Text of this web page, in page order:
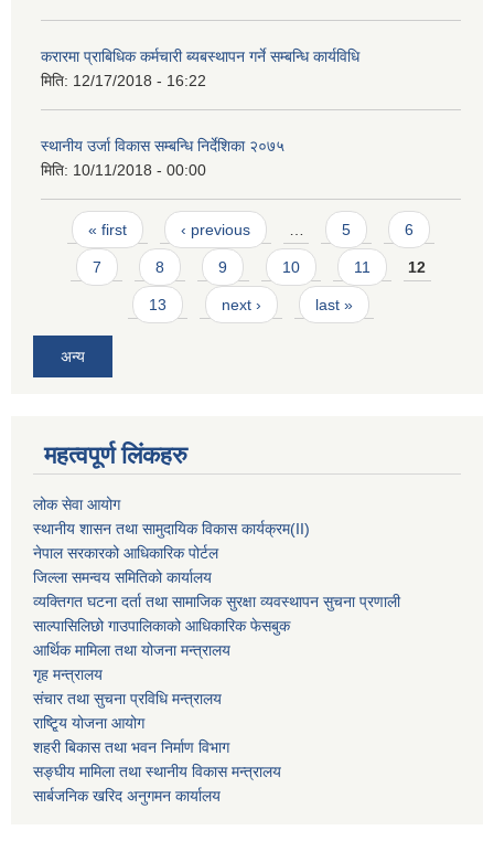
करारमा प्राबिधिक कर्मचारी ब्यबस्थापन गर्ने सम्बन्धि कार्यविधि
मिति: 12/17/2018 - 16:22
स्थानीय उर्जा विकास सम्बन्धि निर्देशिका २०७५
मिति: 10/11/2018 - 00:00
Pages
« first ‹ previous … 5 6
7 8 9 10 11 12
13 next › last »
अन्य
महत्वपूर्ण लिंकहरु
लोक सेवा आयोग
स्थानीय शासन तथा सामुदायिक विकास कार्यक्रम(II)
नेपाल सरकारको आधिकारिक पोर्टल
जिल्ला समन्वय समितिको कार्यालय
व्यक्तिगत घटना दर्ता तथा सामाजिक सुरक्षा व्यवस्थापन सुचना प्रणाली
साल्पासिलिछो गाउपालिकाको आधिकारिक फेसबुक
आर्थिक मामिला तथा योजना मन्त्रालय
गृह मन्त्रालय
संचार तथा सुचना प्रविधि मन्त्रालय
राष्टि्ृय योजना आयोग
शहरी बिकास तथा भवन निर्माण विभाग
सङ्घीय मामिला तथा स्थानीय विकास मन्त्रालय
सार्बजनिक खरिद अनुगमन कार्यालय